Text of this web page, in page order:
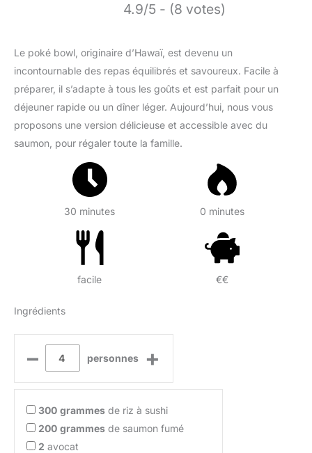
4.9/5 - (8 votes)
Le poké bowl, originaire d’Hawaï, est devenu un
incontournable des repas équilibrés et savoureux. Facile à
préparer, il s’adapte à tous les goûts et est parfait pour un
déjeuner rapide ou un dîner léger. Aujourd’hui, nous vous
proposons une version délicieuse et accessible avec du
saumon, pour régaler toute la famille.
30 minutes 0 minutes
facile €€
Ingrédients
– personnes +
300 grammes de riz à sushi
200 grammes de saumon fumé
2 avocat